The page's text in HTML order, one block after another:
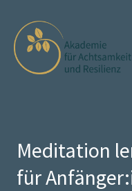
Meditation
für